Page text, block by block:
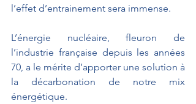
l’effet d’entrainement sera immense.
L’énergie nucléaire, fleuron de
l’industrie française depuis les années
70, a le mérite d’apporter une solution à
la décarbonation de notre mix
énergétique.